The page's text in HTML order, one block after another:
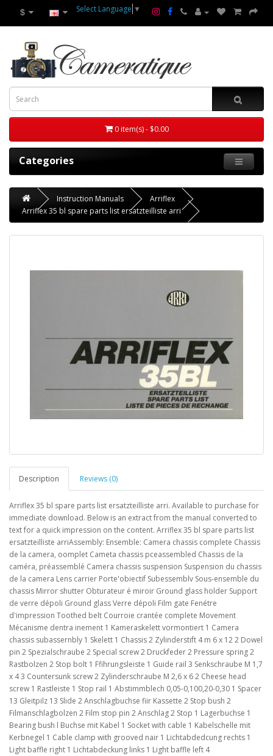
$ Select Language ▼
0 item(s) - $0.00
Categories
Instruction Manuals
Arriflex
Arriflex 35 bl spare parts list ersatzteilliste arri
Description Reviews (0)
Arriflex 35 bl spare parts list ersatzteilliste arri. Available to purchase for
immediate download. Below is an extract from the manual converted to
text for a quick impression on the content. Arriflex 35 bl spare parts list
ersatzteilliste arriAssembly: Ensemble: Camera chassis complete Chassis
de la camera, oomplet Cameta chassis pceassembled Chassis de la
caméra, préassemblé Camera chassis suspension Suspension du chassis
de la camera Lens carrier Porte'obiectif Subessemblv Sous-ensemble du
chassis Mirror shutter Obturateur é miroir Ground glass holder Support
de verre dépoli Ground glass Verre dépoli Film gate Fenétre
d'impression Toothed belt Courroie crantée complete Movement
Mécanisme dentra inement 1 Kameraskelett vormontiert 1 Camera
chassis subassernbly 1 Skelett 1 Chassis 2 Zylinderstift 4 m 6 x 12 2 Dowel
pin 2 Spezialschraube 2 Special screw 2 Druckfeder 2 Pressure spring 2
Rastbolzen 2 Stop bolt 1 Ffihrungsleiste 1 Guide rail 3 Senkschraube M 1,7
x 4 3 Countersunk screw 2 Zylinderschraube M 2,6 x 6 2 Cheese head
screw 1 Rastleiste 1 Stop rail 1 Abstimmblech 0,05-0,100,20-0,30 1 Spacer
13 Gleitpilz 13 Slide 2 Anschlagbuchse fiir Kassette 2 Stop bush 2
Filmanschlagbolzen 2 Film stop pin 2 Anschlag 2 Stop 1 Lagerbuchse 1
Bearing bush l Buchse mit Kabel 1 Socket with cable 1 Kabelschelle mit
Kerbnegel 1 Cable clamp with grooved nair 1 Lichtabdedcung rechts 1
Light baffle right 1 Lichtabdeckung links 1 Light baffle left 4